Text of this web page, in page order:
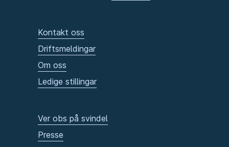
Kontakt oss
Driftsmeldingar
Om oss
Ledige stillingar
Ver obs på svindel
Presse